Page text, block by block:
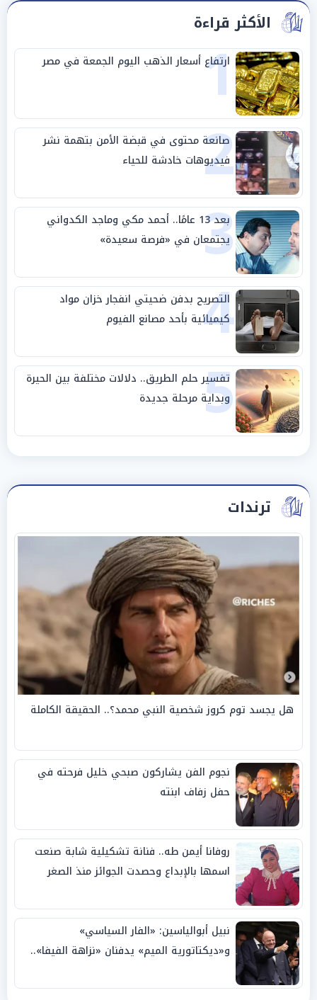
الأكثر قراءة
1
ارتفاع أسعار الذهب اليوم الجمعة في مصر
2
صانعة محتوى في قبضة الأمن بتهمة نشر
فيديوهات خادشة للحياء
3 بعد 13 عامًا.. أحمد مكي وماجد الكدواني
يجتمعان في «فرصة سعيدة»
4
التصريح بدفن ضحيتي انفجار خزان مواد
كيميائية بأحد مصانع الفيوم
5
تفسير حلم الطريق.. دلالات مختلفة بين الحيرة
وبداية مرحلة جديدة
ترندات
هل يجسد توم كروز شخصية النبي محمد؟.. الحقيقة الكاملة
نجوم الفن يشاركون صبحي خليل فرحته في
حفل زفاف ابنته
روفانا أيمن طه.. فنانة تشكيلية شابة صنعت
اسمها بالإبداع وحصدت الجوائز منذ الصغر
نبيل أبوالياسين: «الفار السياسي»
و«ديكتاتورية الميم» يدفنان «نزاهة الفيفا»..